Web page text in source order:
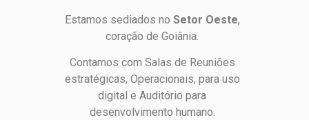
Estamos sediados no Setor Oeste,
coração de Goiânia.
Contamos com Salas de Reuniões
estratégicas, Operacionais, para uso
digital e Auditório para
desenvolvimento humano.